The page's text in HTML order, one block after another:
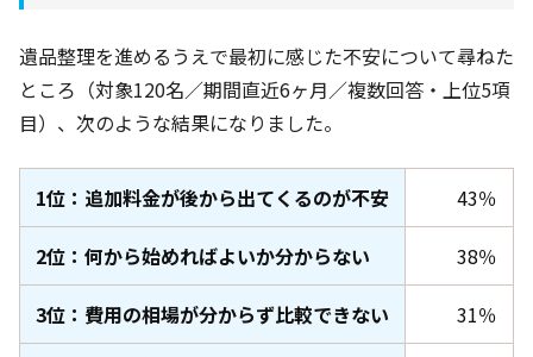
遺品整理を進めるうえで最初に感じた不安について尋ねた
ところ（対象120名／期間直近6ヶ月／複数回答・上位5項
目）、次のような結果になりました。
1位：追加料金が後から出てくるのが不安 43％
2位：何から始めればよいか分からない 38％
3位：費用の相場が分からず比較できない 31％